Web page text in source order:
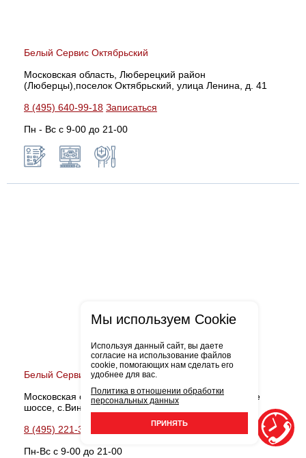
Белый Сервис Октябрьский
Московская область, Люберецкий район
(Люберцы),поселок Октябрьский, улица Ленина, д. 41
8 (495) 640-99-18 Записаться
Пн - Вс с 9-00 до 21-00
Белый Сервис Виноградово
Московская обл., Мытищинский район, Дмитровское
шоссе, с.Виноградово, д.36-В
8 (495) 221-38-90
Записаться
Пн-Вс с 9-00 до 21-00
Мы используем Cookie
Используя данный сайт, вы даете
согласие на использование файлов
cookie, помогающих нам сделать его
удобнее для вас.
Политика в отношении обработки
персональных данных
ПРИНЯТЬ